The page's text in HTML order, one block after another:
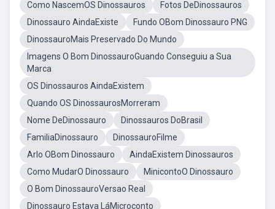
Como NascemOS Dinossauros
Fotos DeDinossauros
Dinossauro AindaExiste
Fundo OBom Dinossauro PNG
DinossauroMais Preservado Do Mundo
Imagens O Bom DinossauroGuando Conseguiu a Sua
Marca
OS Dinossauros AindaExistem
Quando OS DinossaurosMorreram
Nome DeDinossauro
Dinossauros DoBrasil
FamiliaDinossauro
DinossauroFilme
Arlo OBom Dinossauro
AindaExistem Dinossauros
Como MudarO Dinossauro
MinicontoO Dinossauro
O Bom DinossauroVersao Real
Dinossauro Estava LáMicroconto